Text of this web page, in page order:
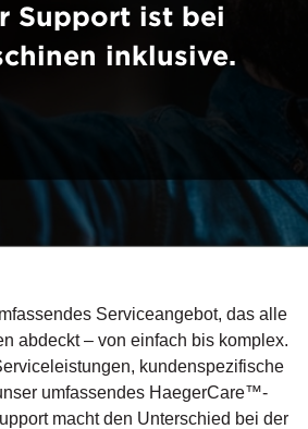
Support ist bei
inklusive.
Serviceangebot, das alle
abdeckt – von einfach bis komplex.
kundenspezifische
umfassendes HaegerCare™-
macht den Unterschied bei der